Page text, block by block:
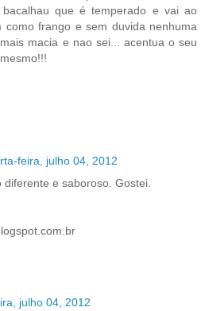
que é temperado e vai ao
como frango e sem duvida nenhuma
macia e nao sei... acentua o seu
feira, julho 04, 2012
diferente e saboroso. Gostei.
julho 04, 2012